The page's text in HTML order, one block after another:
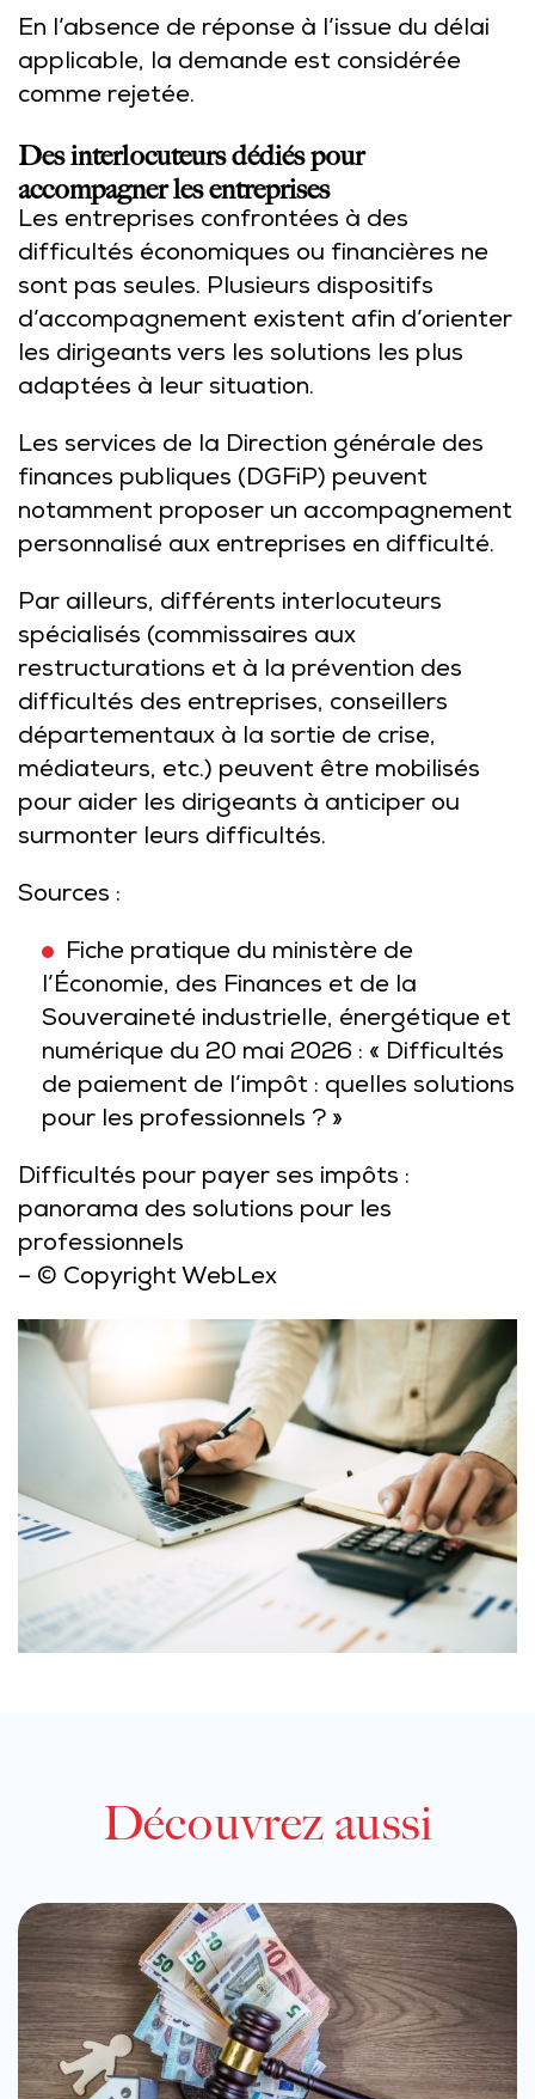
En l’absence de réponse à l’issue du délai
applicable, la demande est considérée
comme rejetée.
Des interlocuteurs dédiés pour
accompagner les entreprises
Les entreprises confrontées à des
difficultés économiques ou financières ne
sont pas seules. Plusieurs dispositifs
d’accompagnement existent afin d’orienter
les dirigeants vers les solutions les plus
adaptées à leur situation.
Les services de la Direction générale des
finances publiques (DGFiP) peuvent
notamment proposer un accompagnement
personnalisé aux entreprises en difficulté.
Par ailleurs, différents interlocuteurs
spécialisés (commissaires aux
restructurations et à la prévention des
difficultés des entreprises, conseillers
départementaux à la sortie de crise,
médiateurs, etc.) peuvent être mobilisés
pour aider les dirigeants à anticiper ou
surmonter leurs difficultés.
Sources :
Fiche pratique du ministère de
l’Économie, des Finances et de la
Souveraineté industrielle, énergétique et
numérique du 20 mai 2026 : « Difficultés
de paiement de l’impôt : quelles solutions
pour les professionnels ? »
Difficultés pour payer ses impôts :
panorama des solutions pour les
professionnels
– © Copyright WebLex
Découvrez aussi